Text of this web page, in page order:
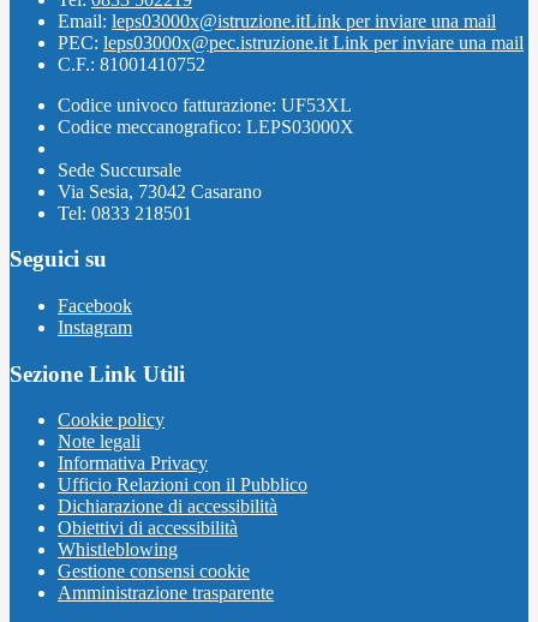
Email: leps03000x@istruzione.itLink per inviare una mail
PEC: leps03000x@pec.istruzione.it Link per inviare una mail
C.F.: 81001410752
Codice univoco fatturazione: UF53XL
Codice meccanografico: LEPS03000X
Sede Succursale
Via Sesia, 73042 Casarano
Tel: 0833 218501
Seguici su
Facebook
Instagram
Sezione Link Utili
Cookie policy
Note legali
Informativa Privacy
Ufficio Relazioni con il Pubblico
Dichiarazione di accessibilità
Obiettivi di accessibilità
Whistleblowing
Gestione consensi cookie
Amministrazione trasparente